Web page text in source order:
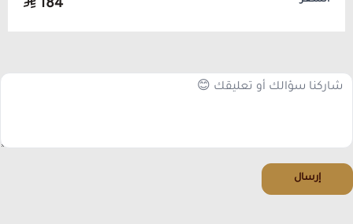
184
إرسال